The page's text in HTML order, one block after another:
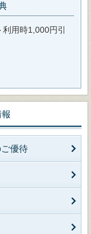
利用時1,000円引
優待